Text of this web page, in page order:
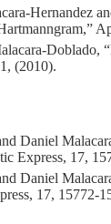
Hernandez
Doblado,
(2010).
Daniel
Express, 17,
Daniel
17, 15772-